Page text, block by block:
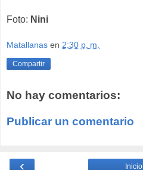
Foto: Nini
Matallanas en 2:30 p. m.
Compartir
No hay comentarios:
Publicar un comentario
‹ Inicio